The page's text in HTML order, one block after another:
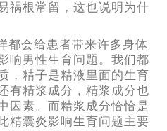
祸根常留，这也说明为什
都会给患者带来许多身体
响男性生育问题。我们都
，精子是精液里面的生育
有精浆成分，精浆成分也
因素。而精浆成分恰恰是
精囊炎影响生育问题主要